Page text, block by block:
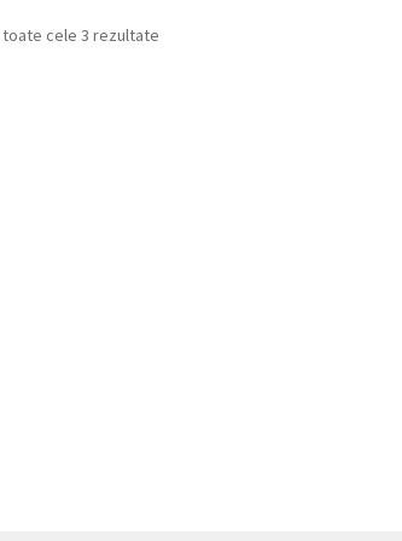
cele 3 rezultate